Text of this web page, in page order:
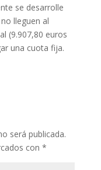
se desarrolle
lleguen al
(9.907,80 euros
una cuota fija.
será publicada.
con *